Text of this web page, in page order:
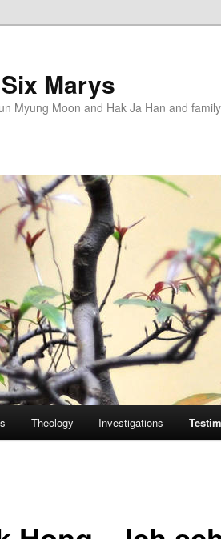
Marys
Myung Moon and Hak Ja Han and family
Theology Investigations